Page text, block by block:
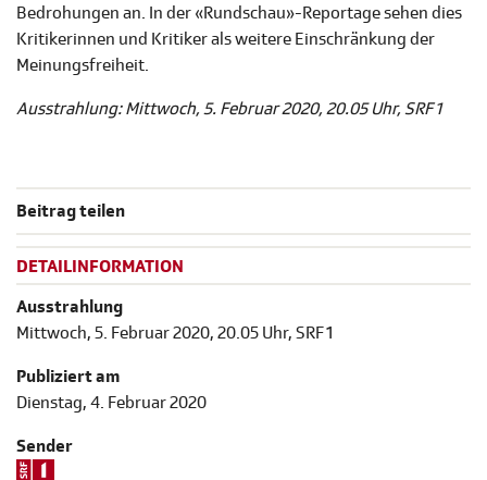
Bedrohungen an. In der «Rundschau»-Reportage sehen dies
Kritikerinnen und Kritiker als weitere Einschränkung der
Meinungsfreiheit.
Ausstrahlung: Mittwoch, 5. Februar 2020, 20.05 Uhr, SRF 1
Beitrag teilen
DETAILINFORMATION
Ausstrahlung
Mittwoch, 5. Februar 2020, 20.05 Uhr, SRF 1
Publiziert am
Dienstag, 4. Februar 2020
Sender